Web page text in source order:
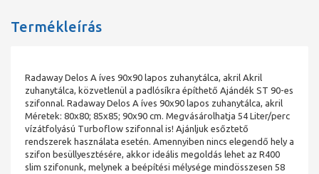
Termékleírás
Radaway Delos A íves 90x90 lapos zuhanytálca, akril Akril
zuhanytálca, közvetlenül a padlósíkra építhető Ajándék ST 90-es
szifonnal. Radaway Delos A íves 90x90 lapos zuhanytálca, akril
Méretek: 80x80; 85x85; 90x90 cm. Megvásárolhatja 54 Liter/perc
vízátfolyású Turboflow szifonnal is! Ajánljuk esőztető
rendszerek használata esetén. Amennyiben nincs elegendő hely a
szifon besüllyesztésére, akkor ideális megoldás lehet az R400
slim szifonunk, melynek a beépítési mélysége mindösszesen 58